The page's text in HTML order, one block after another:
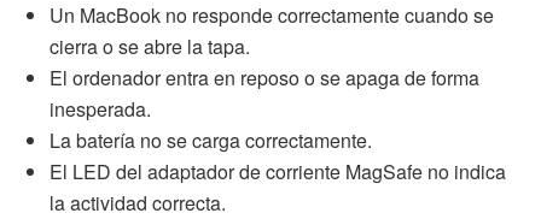
Un MacBook no responde correctamente cuando se
cierra o se abre la tapa.
El ordenador entra en reposo o se apaga de forma
inesperada.
La batería no se carga correctamente.
El LED del adaptador de corriente MagSafe no indica
la actividad correcta.